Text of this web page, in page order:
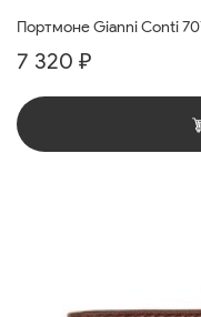
Портмоне Gianni Conti
7 320 ₽